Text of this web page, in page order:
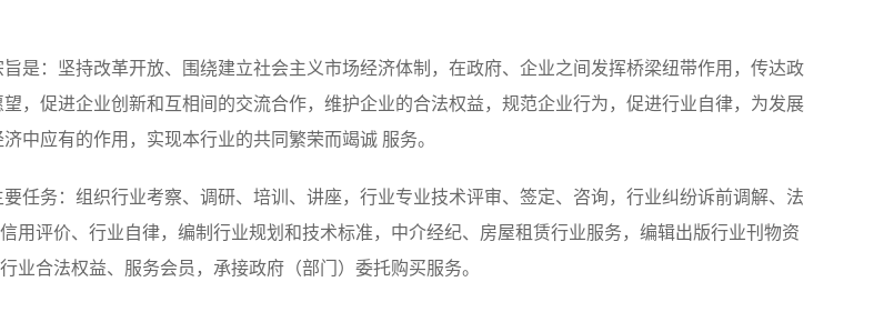
是：坚持改革开放、围绕建立社会主义市场经济体制，在政府、企业之间发挥桥梁纽带作用，传达政
，促进企业创新和互相间的交流合作，维护企业的合法权益，规范企业行为，促进行业自律，为发展
中应有的作用，实现本行业的共同繁荣而竭诚 服务。
任务：组织行业考察、调研、培训、讲座，行业专业技术评审、签定、咨询，行业纠纷诉前调解、法
用评价、行业自律，编制行业规划和技术标准，中介经纪、房屋租赁行业服务，编辑出版行业刊物资
业合法权益、服务会员，承接政府（部门）委托购买服务。